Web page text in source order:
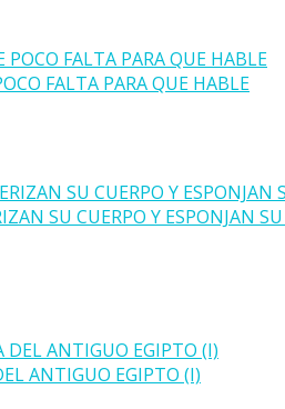
FALTA PARA QUE HABLE
SU CUERPO Y ESPONJAN
ANTIGUO EGIPTO (I)